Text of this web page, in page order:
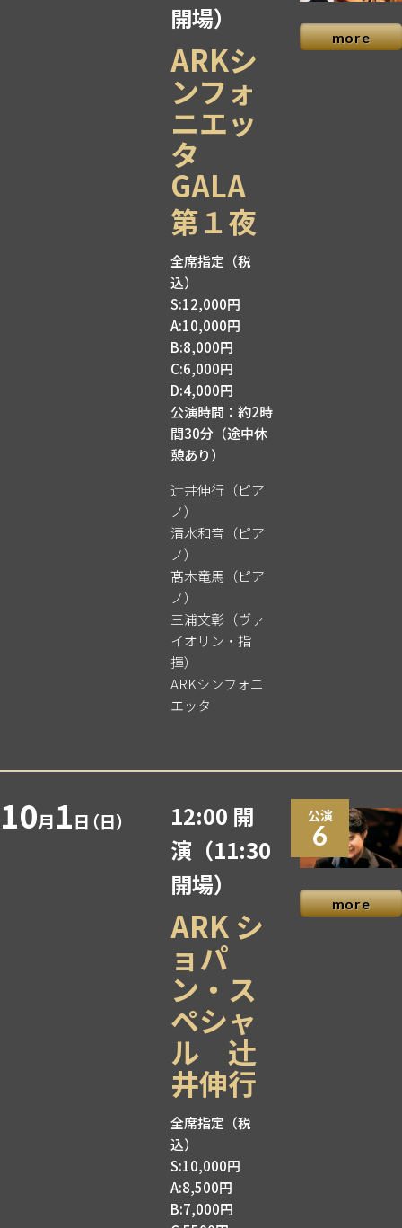
開場）
ARKシ
ンフォ
ニエッ
タ
GALA
第１夜
全席指定（税
込）
S:12,000円
A:10,000円
B:8,000円
C:6,000円
D:4,000円
公演時間：約2時
間30分（途中休
憩あり）
辻󠄀井伸行（ピア
ノ）
清水和音（ピア
ノ）
髙木竜馬（ピア
ノ）
三浦文彰（ヴァ
イオリン・指
揮）
ARKシンフォニ
エッタ
more
10月1日（日） 公演
6
12:00 開
演 （11:30
開場）
ARK シ
ョパ
ン・ス
ペシャ
ル 辻󠄀
井伸行
全席指定（税
込）
S:10,000円
A:8,500円
B:7,000円
more